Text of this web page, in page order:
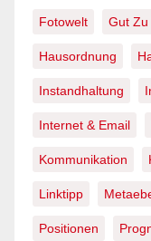
Wissen Ist Macht
Archives